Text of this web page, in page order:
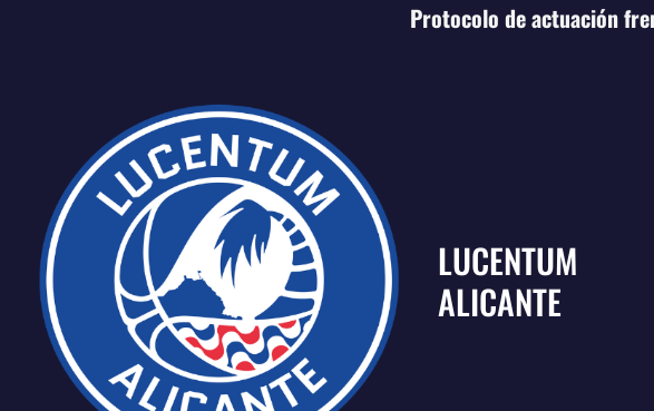
Protocolo de actuación
LUCENTUM
ALICANTE